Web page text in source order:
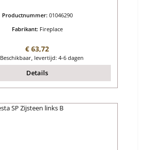
Productnummer: 01046290
Fabrikant: Fireplace
Normale prijs:
€ 63,72
Beschikbaar, levertijd: 4-6 dagen
Details